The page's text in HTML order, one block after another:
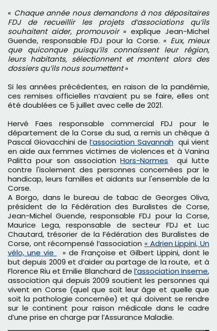
« Chaque année nous demandons à nos dépositaires
FDJ de recueillir les projets d’associations qu’ils
souhaitent aider, promouvoir» explique Jean-Michel
Guende, responsable FDJ pour la Corse. « Eux, mieux
que quiconque puisqu’ils connaissent leur région,
leurs habitants, sélectionnent et montent alors des
dossiers qu’ils nous soumettent»
Si les années précédentes, en raison de la pandémie,
ces remises officielles n’avaient pu se faire, elles ont
été doublées ce 5 juillet avec celle de 2021.
Hervé Faes responsable commercial FDJ pour le
département de la Corse du sud, a remis un chèque à
Pascal Giovacchini del’association Savannah qui vient
en aide aux femmes victimes de violences et à Vanina
Palitta pour son associationHors-Normes qui lutte
contre l'isolement des personnes concernées par le
handicap, leurs familles et aidants sur l'ensemble de la
Corse.
A Borgo, dans le bureau de tabac de Georges Oliva,
président de la Fédération des Buralistes de Corse,
Jean-Michel Guende, responsable FDJ pour la Corse,
Maurice Lega, responsable de secteur FDJ et Luc
Chautard, trésorier de la Fédération des Buralistes de
Corse, ont récompensé l’association « Adrien Lippini, Un
vélo, une vie
» de Françoise et Gilbert Lippini, dont le
but depuis 2009 et d’aider au partage de la route, et à
Florence Riu et Emilie Blanchard de l’association Inseme,
association qui depuis 2009 soutient les personnes qui
vivent en Corse (quel que soit leur âge et quelle que
soit la pathologie concernée) et qui doivent se rendre
sur le continent pour raison médicale dans le cadre
d’une prise en charge par l’Assurance Maladie.